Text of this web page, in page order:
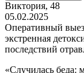
Виктория, 48
05.02.2025
Оперативный
экстренная
последствий
«Случилась беда: